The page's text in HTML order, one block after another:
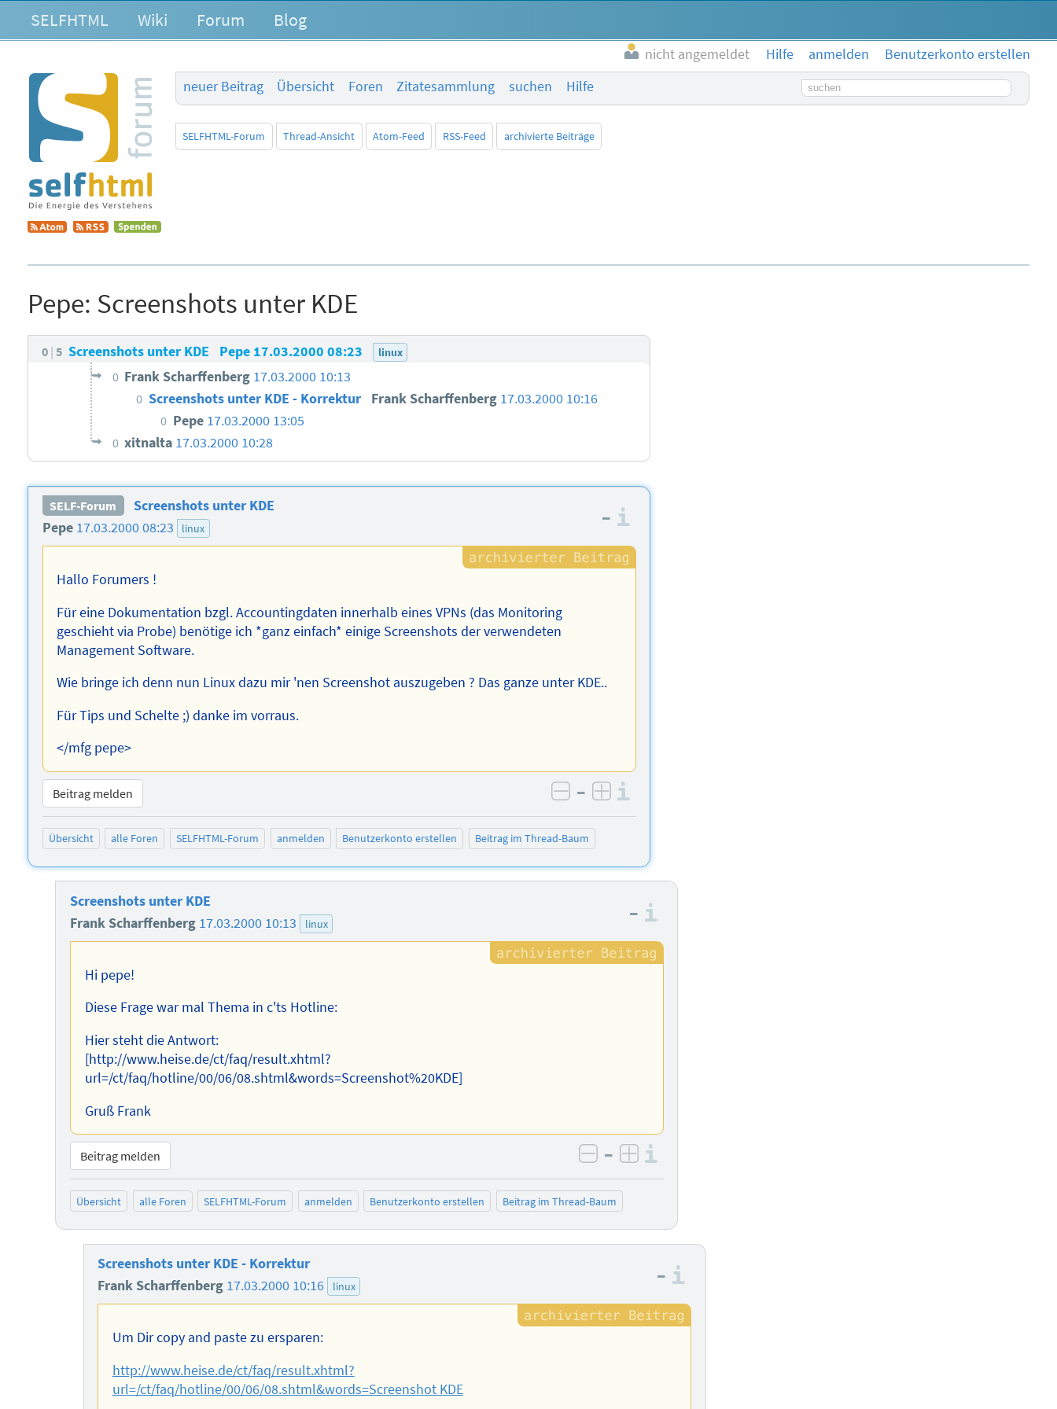
SELFHTML Wiki Forum Blog
nicht angemeldet Hilfe anmelden
Benutzerkonto erstellen
neuer Beitrag
Übersicht Foren Zitatesammlung suchen Hilfe Suchbegriff
SELFHTML-Forum Thread-Ansicht Atom-Feed RSS-Feed archivierte Beiträge
Pepe: Screenshots unter KDE
0 5 Screenshots unter KDE Pepe 17.03.2000 08:23 linux
0 Frank Scharffenberg 17.03.2000 10:13
0 Screenshots unter KDE - Korrektur Frank Scharffenberg 17.03.2000 10:16
0 Pepe 17.03.2000 13:05
0 xitnalta 17.03.2000 10:28
SELF-Forum
Screenshots unter KDE
Pepe 17.03.2000 08:23 linux –
Hallo Forumers !
Für eine Dokumentation bzgl. Accountingdaten innerhalb eines VPNs (das Monitoring
geschieht via Probe) benötige ich *ganz einfach* einige Screenshots der verwendeten
Management Software.
Wie bringe ich denn nun Linux dazu mir 'nen Screenshot auszugeben ? Das ganze unter KDE..
Für Tips und Schelte ;) danke im vorraus.
</mfg pepe>
Beitrag melden negativ bewerten
– positiv bewerten
Übersicht alle Foren SELFHTML-Forum anmelden Benutzerkonto erstellen Beitrag im Thread-Baum
Screenshots unter KDE
Frank Scharffenberg 17.03.2000 10:13 linux –
Hi pepe!
Diese Frage war mal Thema in c'ts Hotline:
Hier steht die Antwort:
[http://www.heise.de/ct/faq/result.xhtml?
url=/ct/faq/hotline/00/06/08.shtml&words=Screenshot%20KDE]
Gruß Frank
Beitrag melden negativ bewerten
– positiv bewerten
Übersicht alle Foren SELFHTML-Forum anmelden Benutzerkonto erstellen Beitrag im Thread-Baum
Screenshots unter KDE - Korrektur
Frank Scharffenberg 17.03.2000 10:16 linux –
Um Dir copy and paste zu ersparen:
http://www.heise.de/ct/faq/result.xhtml?
url=/ct/faq/hotline/00/06/08.shtml&words=Screenshot KDE